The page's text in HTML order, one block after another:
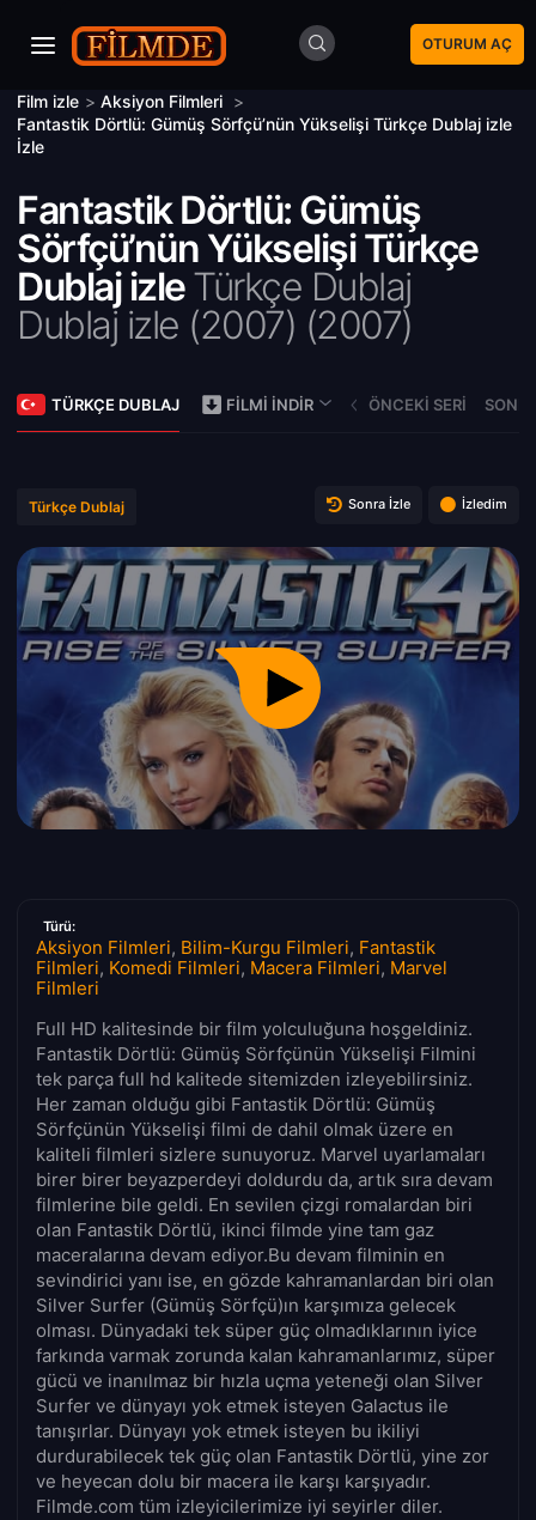
OTURUM AÇ
Film izle > Aksiyon Filmleri >
Fantastik Dörtlü: Gümüş Sörfçü’nün Yükselişi Türkçe Dublaj izle
İzle
Fantastik Dörtlü: Gümüş
Sörfçü’nün Yükselişi Türkçe
Dublaj izleTürkçe Dublaj
Dublaj izle (2007) (2007)
TÜRKÇE DUBLAJ FILMI İNDIR ÖNCEKI SERI
Türkçe Dublaj Sonra İzle İzledim
Türü:
Aksiyon Filmleri, Bilim-Kurgu Filmleri, Fantastik
Filmleri, Komedi Filmleri, Macera Filmleri, Marvel
Filmleri
Full HD kalitesinde bir film yolculuğuna hoşgeldiniz.
Fantastik Dörtlü: Gümüş Sörfçünün Yükselişi Filmini
tek parça full hd kalitede sitemizden izleyebilirsiniz.
Her zaman olduğu gibi Fantastik Dörtlü: Gümüş
Sörfçünün Yükselişi filmi de dahil olmak üzere en
kaliteli filmleri sizlere sunuyoruz. Marvel uyarlamaları
birer birer beyazperdeyi doldurdu da, artık sıra devam
filmlerine bile geldi. En sevilen çizgi romalardan biri
olan Fantastik Dörtlü, ikinci filmde yine tam gaz
maceralarına devam ediyor.Bu devam filminin en
sevindirici yanı ise, en gözde kahramanlardan biri olan
Silver Surfer (Gümüş Sörfçü)ın karşımıza gelecek
olması. Dünyadaki tek süper güç olmadıklarının iyice
farkında varmak zorunda kalan kahramanlarımız, süper
gücü ve inanılmaz bir hızla uçma yeteneği olan Silver
Surfer ve dünyayı yok etmek isteyen Galactus ile
tanışırlar. Dünyayı yok etmek isteyen bu ikiliyi
durdurabilecek tek güç olan Fantastik Dörtlü, yine zor
ve heyecan dolu bir macera ile karşı karşıyadır.
Filmde.com tüm izleyicilerimize iyi seyirler diler.